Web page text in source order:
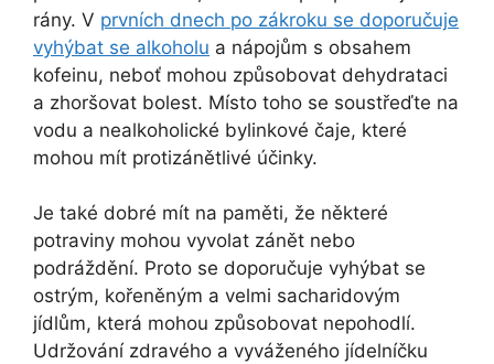
rány. V prvních dnech po zákroku se doporučuje
vyhýbat se alkoholu a nápojům s obsahem
kofeinu, neboť mohou způsobovat dehydrataci
a zhoršovat bolest. Místo toho se soustřeďte na
vodu a nealkoholické bylinkové čaje, které
mohou mít protizánětlivé účinky.
Je také dobré mít na paměti, že některé
potraviny mohou vyvolat zánět nebo
podráždění. Proto se doporučuje vyhýbat se
ostrým, kořeněným a velmi sacharidovým
jídlům, která mohou způsobovat nepohodlí.
Udržování zdravého a vyváženého jídelníčku